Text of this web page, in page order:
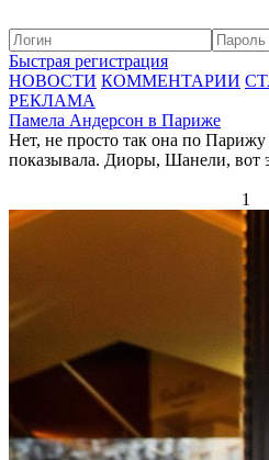
Быстрая регистрация
НОВОСТИ КОММЕНТАРИИ
РЕКЛАМА
Памела Андерсон в Париже
Нет, не просто так она по Парижу
показывала. Диоры, Шанели, вот
1